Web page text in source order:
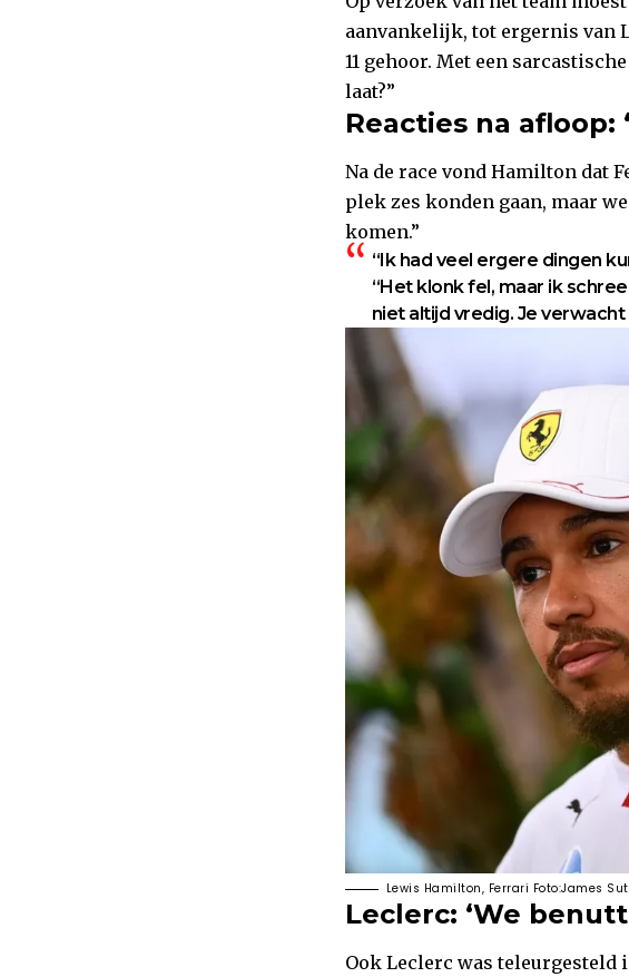
aanvankelijk, tot ergernis van
11 gehoor. Met een
laat?”
Reacties na afloop:
Na de race vond Hamilton dat
plek zes konden gaan, maar
komen.”
“Ik had veel ergere dingen
“Het klonk fel, maar ik
niet altijd vredig. Je
Lewis Hamilton, Ferrari Foto:James
Leclerc: ‘We
Ook Leclerc was teleurgesteld